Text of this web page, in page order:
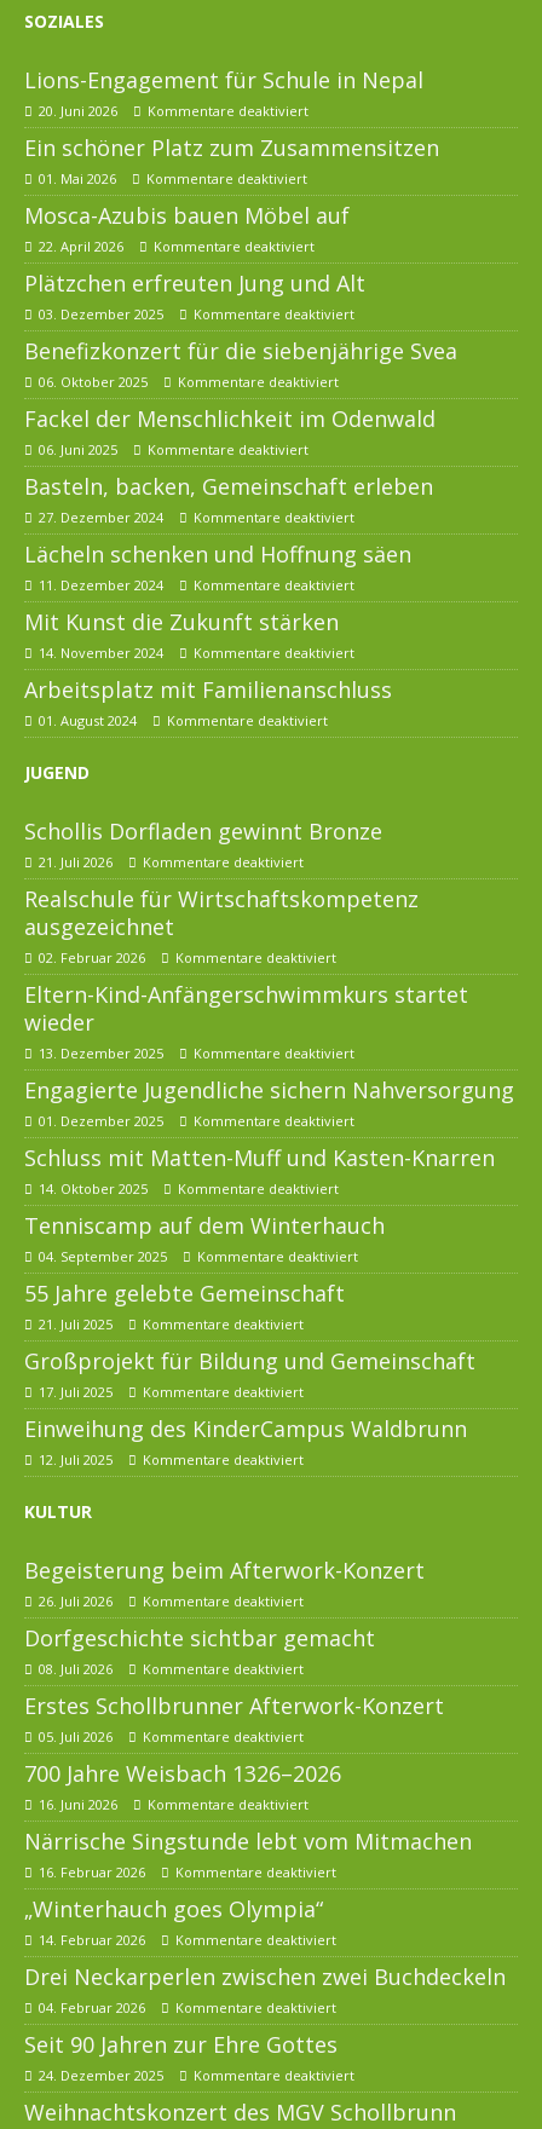
SOZIALES
Lions-Engagement für Schule in Nepal
20. Juni 2026 Kommentare deaktiviert
Ein schöner Platz zum Zusammensitzen
01. Mai 2026 Kommentare deaktiviert
Mosca-Azubis bauen Möbel auf
22. April 2026 Kommentare deaktiviert
Plätzchen erfreuten Jung und Alt
03. Dezember 2025 Kommentare deaktiviert
Benefizkonzert für die siebenjährige Svea
06. Oktober 2025 Kommentare deaktiviert
Fackel der Menschlichkeit im Odenwald
06. Juni 2025 Kommentare deaktiviert
Basteln, backen, Gemeinschaft erleben
27. Dezember 2024 Kommentare deaktiviert
Lächeln schenken und Hoffnung säen
11. Dezember 2024 Kommentare deaktiviert
Mit Kunst die Zukunft stärken
14. November 2024 Kommentare deaktiviert
Arbeitsplatz mit Familienanschluss
01. August 2024 Kommentare deaktiviert
JUGEND
Schollis Dorfladen gewinnt Bronze
21. Juli 2026 Kommentare deaktiviert
Realschule für Wirtschaftskompetenz
ausgezeichnet
02. Februar 2026 Kommentare deaktiviert
Eltern-Kind-Anfängerschwimmkurs startet
wieder
13. Dezember 2025 Kommentare deaktiviert
Engagierte Jugendliche sichern Nahversorgung
01. Dezember 2025 Kommentare deaktiviert
Schluss mit Matten-Muff und Kasten-Knarren
14. Oktober 2025 Kommentare deaktiviert
Tenniscamp auf dem Winterhauch
04. September 2025 Kommentare deaktiviert
55 Jahre gelebte Gemeinschaft
21. Juli 2025 Kommentare deaktiviert
Großprojekt für Bildung und Gemeinschaft
17. Juli 2025 Kommentare deaktiviert
Einweihung des KinderCampus Waldbrunn
12. Juli 2025 Kommentare deaktiviert
KULTUR
Begeisterung beim Afterwork-Konzert
26. Juli 2026 Kommentare deaktiviert
Dorfgeschichte sichtbar gemacht
08. Juli 2026 Kommentare deaktiviert
Erstes Schollbrunner Afterwork-Konzert
05. Juli 2026 Kommentare deaktiviert
700 Jahre Weisbach 1326–2026
16. Juni 2026 Kommentare deaktiviert
Närrische Singstunde lebt vom Mitmachen
16. Februar 2026 Kommentare deaktiviert
„Winterhauch goes Olympia“
14. Februar 2026 Kommentare deaktiviert
Drei Neckarperlen zwischen zwei Buchdeckeln
04. Februar 2026 Kommentare deaktiviert
Seit 90 Jahren zur Ehre Gottes
24. Dezember 2025 Kommentare deaktiviert
Weihnachtskonzert des MGV Schollbrunn